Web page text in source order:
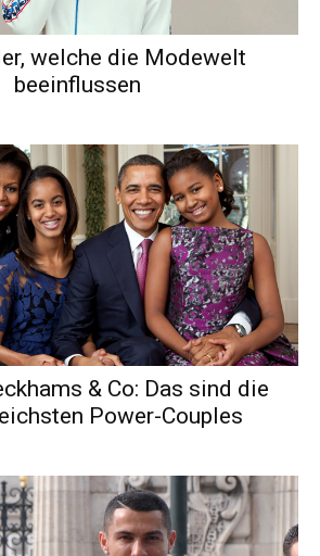
welche die Modewelt
beeinflussen
& Co: Das sind die
Power-Couples